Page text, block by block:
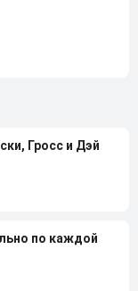
Гросс и Дэй
по каждой